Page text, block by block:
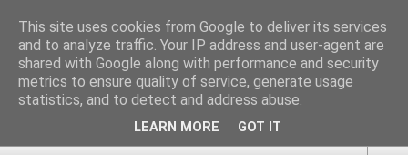
This site uses cookies from Google to deliver its services
and to analyze traffic. Your IP address and user-agent are
shared with Google along with performance and security
metrics to ensure quality of service, generate usage
statistics, and to detect and address abuse.
LEARN MORE GOT IT